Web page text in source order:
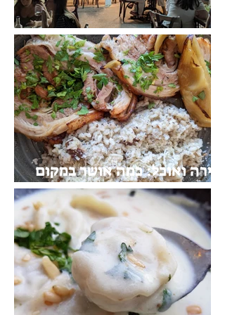
בּעִתּוֹ: שִיק של שוּק
בירה ואוכל: כמה אושר במקום
כל כך קטן